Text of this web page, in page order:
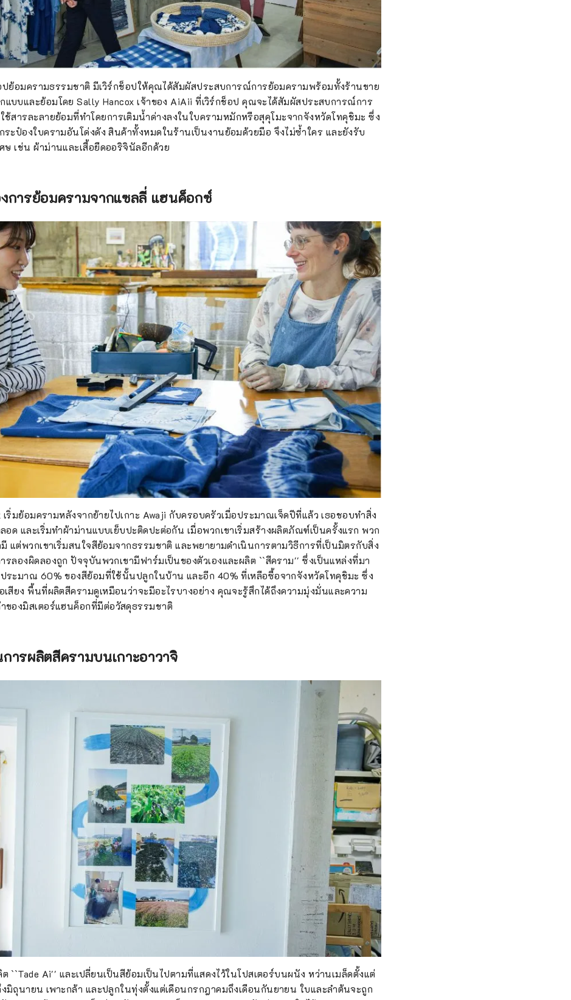
ปย้อมครามธรรมชาติ มีเวิร์กช็อปให้คุณได้สัมผัสประสบการณ์การย้อมครามพร้อมทั้งร้านขาย
บบและย้อมโดย Sally Hancox เจ้าของ AiAii ที่เวิร์กช็อป คุณจะได้สัมผัสประสบการณ์การ
ช้สารละลายย้อมที่ทำโดยการเติมน้ำด่างลงในใบครามหมักหรือสุคุโมะจากจังหวัดโทคุชิมะ ซึ่ง
ระป๋องใบครามอันโด่งดัง สินค้าทั้งหมดในร้านเป็นงานย้อมด้วยมือ จึงไม่ซ้ำใคร และยังรับ
ษ เช่น ผ้าม่านและเสื้อยืดออริจินัลอีกด้วย
การย้อมครามจากแซลลี่ แฮนค็อกซ์
เริ่มย้อมครามหลังจากย้ายไปเกาะ Awaji กับครอบครัวเมื่อประมาณเจ็ดปีที่แล้ว เธอชอบทำสิ่ง
อด และเริ่มทำผ้าม่านแบบเย็บปะติดปะต่อกัน เมื่อพวกเขาเริ่มสร้างผลิตภัณฑ์เป็นครั้งแรก พวก
มี แต่พวกเขาเริ่มสนใจสีย้อมจากธรรมชาติ และพยายามดำเนินการตามวิธีการที่เป็นมิตรกับสิ่ง
รลองผิดลองถูก ปัจจุบันพวกเขามีฟาร์มเป็นของตัวเองและผลิต ``สีคราม'' ซึ่งเป็นแหล่งที่มา
ระมาณ 60% ของสีย้อมที่ใช้นั้นปลูกในบ้าน และอีก 40% ที่เหลือซื้อจากจังหวัดโทคุชิมะ ซึ่ง
เสียง พื้นที่ผลิตสีครามดูเหมือนว่าจะมีอะไรบางอย่าง คุณจะรู้สึกได้ถึงความมุ่งมั่นและความ
ของมิสเตอร์แฮนค็อกที่มีต่อวัสดุธรรมชาติ
ารผลิตสีครามบนเกาะอาวาจิ
``Tade Ai'' และเปลี่ยนเป็นสีย้อมเป็นไปตามที่แสดงไว้ในโปสเตอร์บนผนัง หว่านเมล็ดตั้งแต่
มิถุนายน เพาะกล้า และปลูกในทุ่งตั้งแต่เดือนกรกฎาคมถึงเดือนกันยายน ใบและลำต้นจะถูก